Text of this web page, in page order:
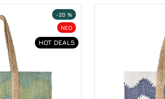
NEO
HOT DEALS
-20 %